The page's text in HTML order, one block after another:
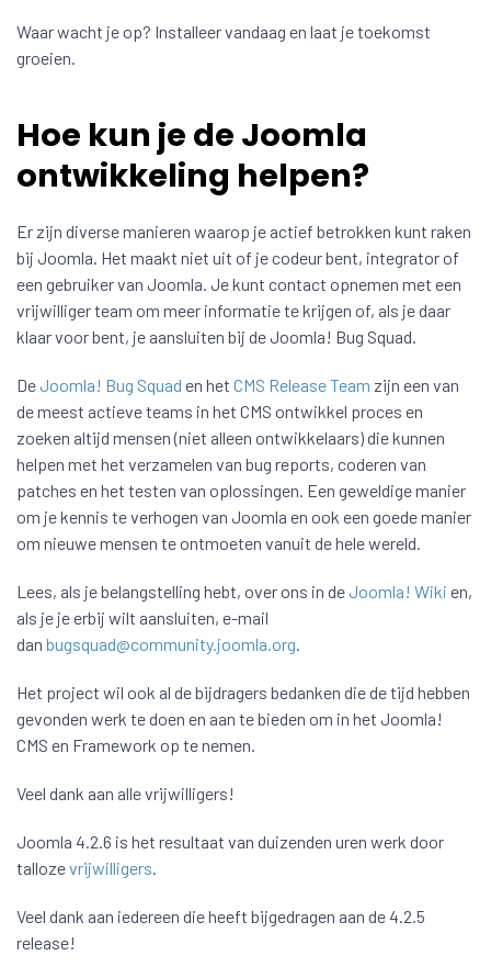
Waar wacht je op? Installeer vandaag en laat je toekomst
groeien.
Hoe kun je de Joomla
ontwikkeling helpen?
Er zijn diverse manieren waarop je actief betrokken kunt raken
bij Joomla. Het maakt niet uit of je codeur bent, integrator of
een gebruiker van Joomla. Je kunt contact opnemen met een
vrijwilliger team om meer informatie te krijgen of, als je daar
klaar voor bent, je aansluiten bij de Joomla! Bug Squad.
DeJoomla! Bug Squad en het CMS Release Team zijn een van
de meest actieve teams in het CMS ontwikkel proces en
zoeken altijd mensen (niet alleen ontwikkelaars) die kunnen
helpen met het verzamelen van bug reports, coderen van
patches en het testen van oplossingen. Een geweldige manier
om je kennis te verhogen van Joomla en ook een goede manier
om nieuwe mensen te ontmoeten vanuit de hele wereld.
Lees, als je belangstelling hebt, over ons in deJoomla! Wiki en,
als je je erbij wilt aansluiten, e-mail
dan bugsquad@community.joomla.org.
Het project wil ook al de bijdragers bedanken die de tijd hebben
gevonden werk te doen en aan te bieden om in het Joomla!
CMS en Framework op te nemen.
Veel dank aan alle vrijwilligers!
Joomla 4.2.6 is het resultaat van duizenden uren werk door
tallozevrijwilligers.
Veel dank aan iedereen die heeft bijgedragen aan de 4.2.5
release!